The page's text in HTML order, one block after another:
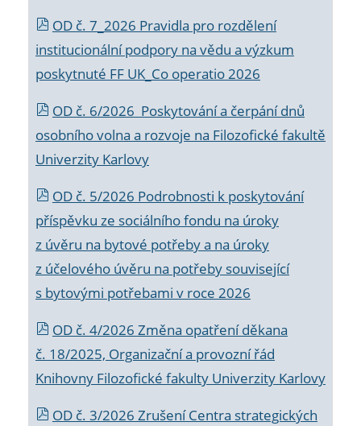
OD č. 7_2026 Pravidla pro rozdělení
institucionální podpory na vědu a výzkum
poskytnuté FF UK_Co operatio 2026
OD č. 6/2026 Poskytování a čerpání dnů
osobního volna a rozvoje na Filozofické fakultě
Univerzity Karlovy
OD č. 5/2026 Podrobnosti k poskytování
příspěvku ze sociálního fondu na úroky
z úvěru na bytové potřeby a na úroky
z účelového úvěru na potřeby související
s bytovými potřebami v roce 2026
OD č. 4/2026 Změna opatření děkana
č. 18/2025, Organizační a provozní řád
Knihovny Filozofické fakulty Univerzity Karlovy
OD č. 3/2026 Zrušení Centra strategických